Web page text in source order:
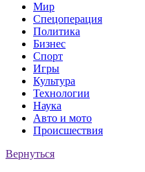
Мир
Спецоперация
Политика
Бизнес
Спорт
Игры
Культура
Технологии
Наука
Авто и мото
Происшествия
Вернуться